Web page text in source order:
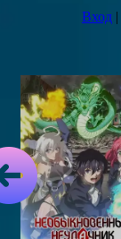
Вход |